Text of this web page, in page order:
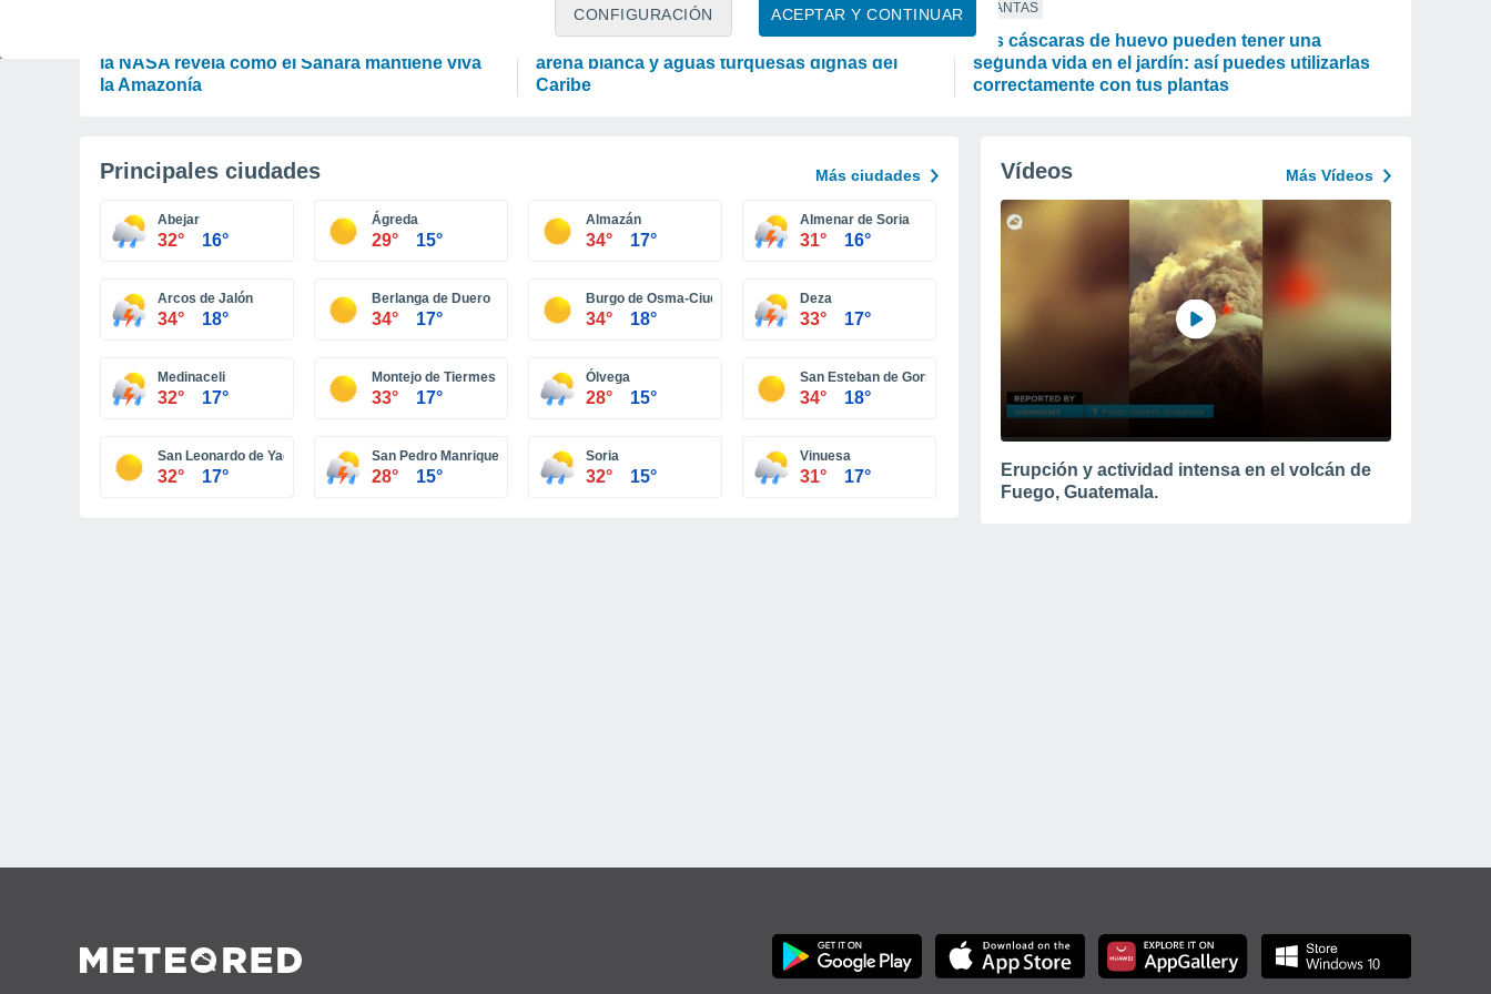
ACEPTAR Y CONTINUAR
CONFIGURACIÓN
la NASA revela cómo el Sáhara mantiene viva
la Amazonía
OCIO
El Japón secreto que no te imaginas: playas de
arena blanca y aguas turquesas dignas del
Caribe
PLANTAS
Las cáscaras de huevo pueden tener una
segunda vida en el jardín: así puedes utilizarlas
correctamente con tus plantas
Principales ciudades Más ciudades
Abejar
32° 16°
Ágreda
29° 15°
Almazán
34° 17°
Almenar de Soria
31° 16°
Arcos de Jalón
34° 18°
Berlanga de Duero
34° 17°
Burgo de Osma-Ciudad de Osma
34° 18°
Deza
33° 17°
Medinaceli
32° 17°
Montejo de Tiermes
33° 17°
Ólvega
28° 15°
San Esteban de Gormaz
34° 18°
San Leonardo de Yagüe
32° 17°
San Pedro Manrique
28° 15°
Soria
32° 15°
Vinuesa
31° 17°
Vídeos Más Vídeos
Erupción y actividad intensa en el volcán de
Fuego, Guatemala.